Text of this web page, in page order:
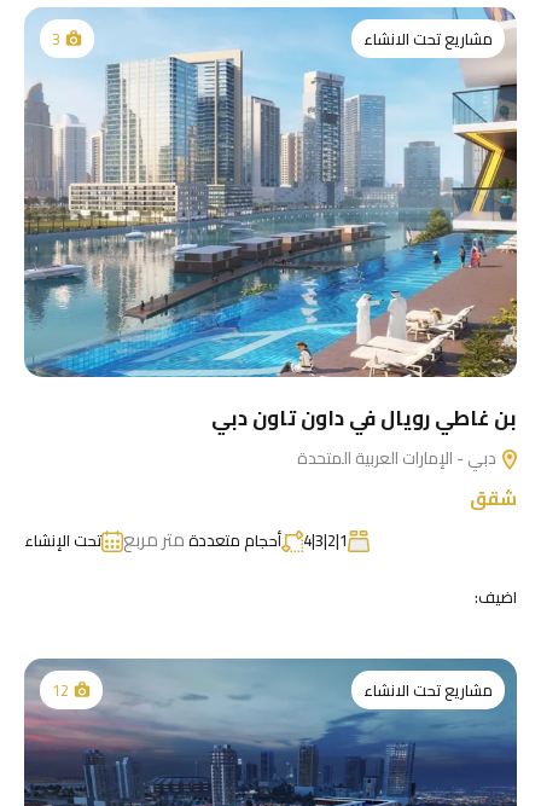
مشاريع تحت الانشاء 3
بن غاطي رويال في داون تاون دبي
دبي - الإمارات العربية المتحدة
شقق
1|2|3|4 أحجام متعددةمتر مربع
تحت الإنشاء
اضيف:
مشاريع تحت الانشاء 12